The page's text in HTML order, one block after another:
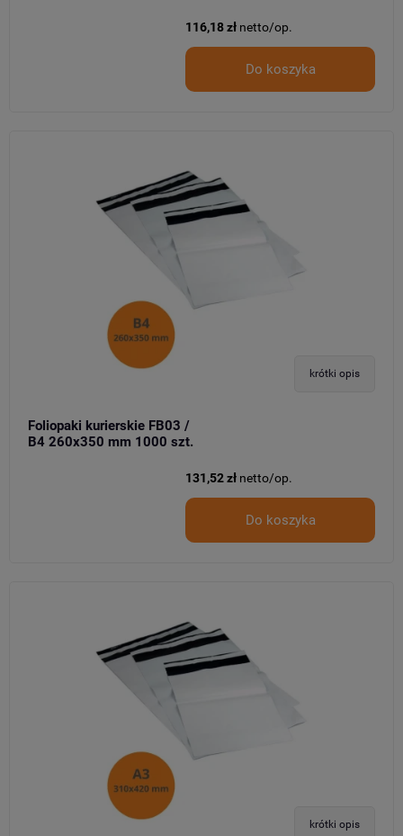
116,18 zł netto/op.
Do koszyka
krótki opis
Foliopaki kurierskie FB03 /
B4 260x350 mm 1000 szt.
131,52 zł netto/op.
Do koszyka
krótki opis